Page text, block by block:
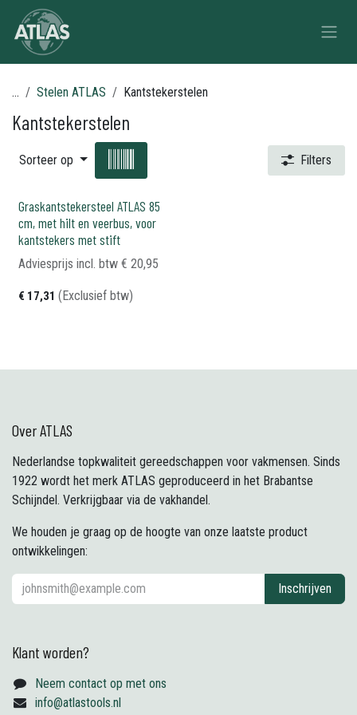
Overslaan naar inhoud
... Stelen ATLAS Kantstekerstelen
Kantstekerstelen
Sorteer op Filters
Graskantstekersteel ATLAS 85
cm, met hilt en veerbus, voor
kantstekers met stift
€ 17,31 (Exclusief btw)
Adviesprijs incl. btw € 20,95
Over ATLAS
Nederlandse topkwaliteit gereedschappen voor vakmensen. Sinds
1922 wordt het merk ATLAS geproduceerd in het Brabantse
Schijndel. Verkrijgbaar via de vakhandel.
We houden je graag op de hoogte van onze laatste product
ontwikkelingen:
Inschrijven
Klant worden?
Neem contact op met ons
info@atlastools.nl